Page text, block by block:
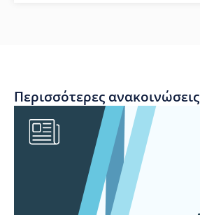
Περισσότερες ανακοινώσεις